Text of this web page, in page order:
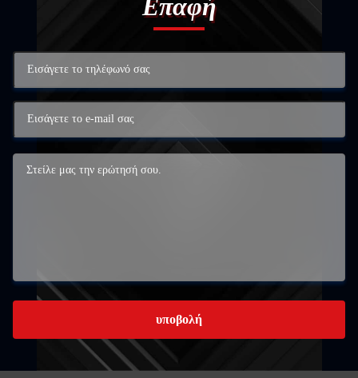
Επαφή
υποβολή